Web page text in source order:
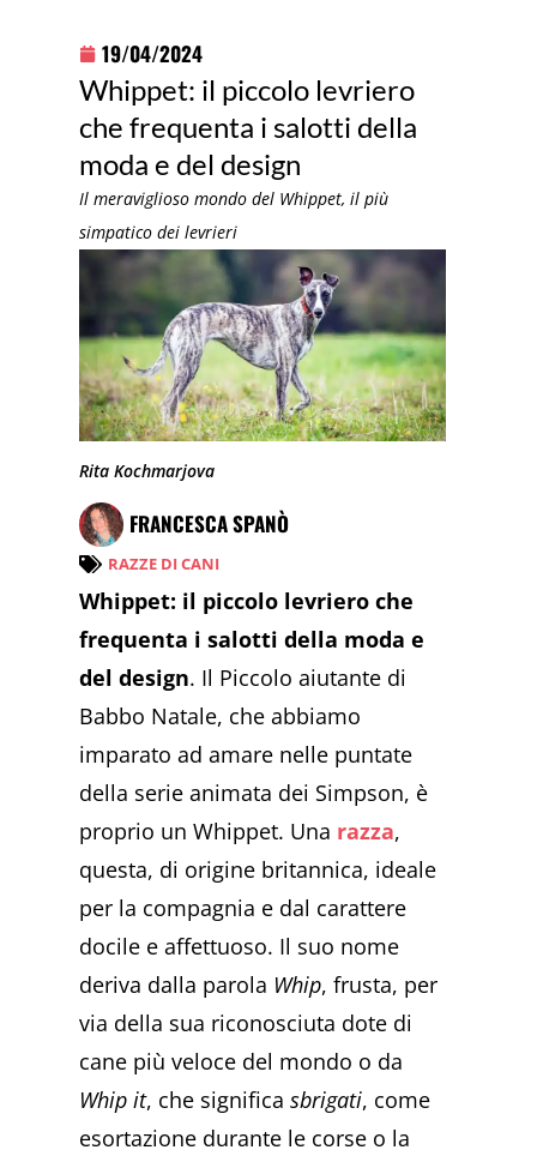
19/04/2024
Whippet: il piccolo levriero
che frequenta i salotti della
moda e del design
Il meraviglioso mondo del Whippet, il più
simpatico dei levrieri
Rita Kochmarjova
FRANCESCA SPANÒ
RAZZE DI CANI
Whippet: il piccolo levriero che
frequenta i salotti della moda e
del design. Il Piccolo aiutante di
Babbo Natale, che abbiamo
imparato ad amare nelle puntate
della serie animata dei Simpson, è
proprio un Whippet. Una razza,
questa, di origine britannica, ideale
per la compagnia e dal carattere
docile e affettuoso. Il suo nome
deriva dalla parola Whip, frusta, per
via della sua riconosciuta dote di
cane più veloce del mondo o da
Whip it, che significasbrigati, come
esortazione durante le corse o la